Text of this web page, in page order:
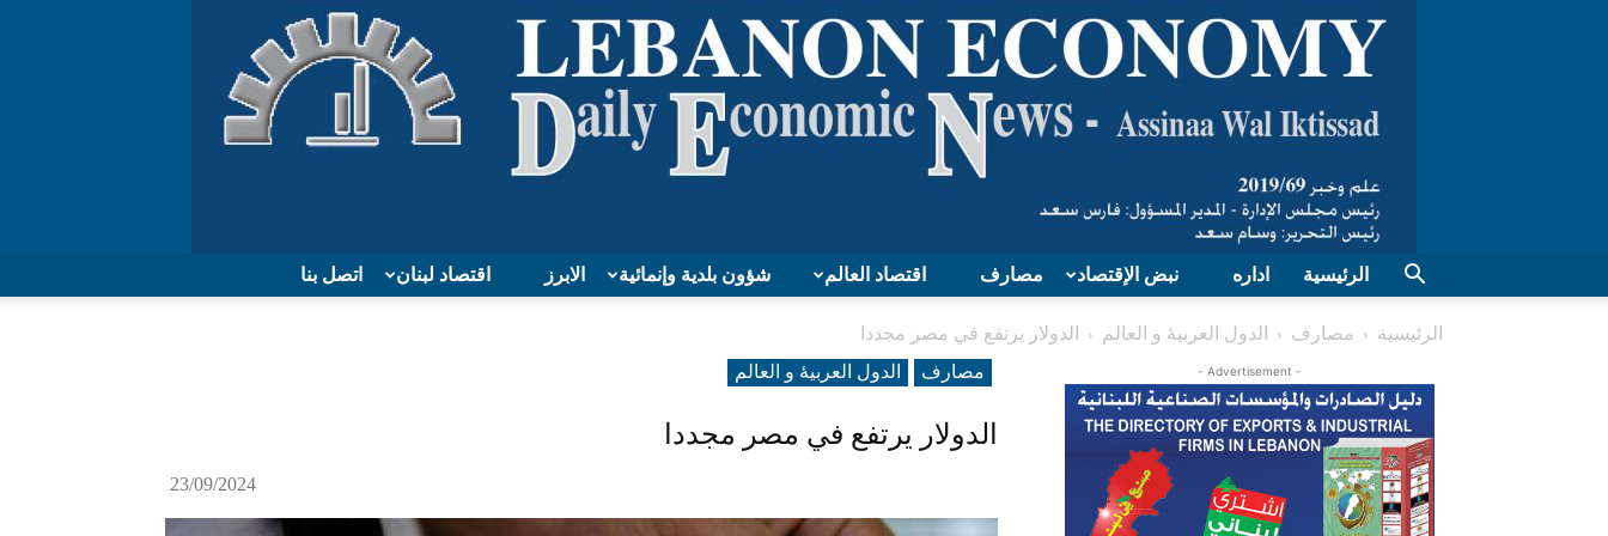
اتصل بنا اقتصاد لبنان الابرز شؤون بلدية وإنمائية اقتصاد العالم مصارف نبض الإقتصاد اداره الرئيسية
الرئيسية مصارف الدول العربیۀ و العالم
الدولار يرتفع في مصر مجددا
مصارف
الدول العربیۀ و العالم
الدولار يرتفع في مصر مجددا
23/09/2024
- Advertisement -